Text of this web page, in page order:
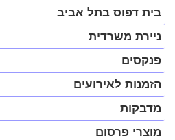
פתח
תפריט
במצב
נגיש
(התפריט
יפתח
בחלונית
בית דפוס בתל אביב
ניירת משרדית
פנקסים
הזמנות לאירועים
מדבקות
מוצרי פרסום